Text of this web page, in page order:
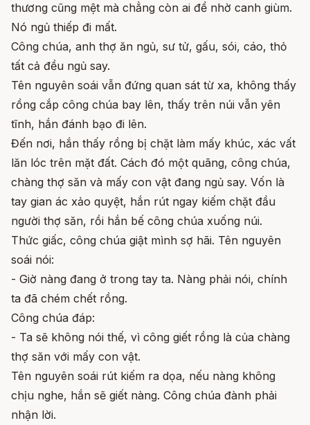
thương cũng mệt mà chẳng còn ai để nhờ canh giùm.
Nó ngủ thiếp đi mất.
Công chúa, anh thợ ăn ngủ, sư tử, gấu, sói, cáo, thỏ
tất cả đều ngủ say.
Tên nguyên soái vẫn đứng quan sát từ xa, không thấy
rồng cắp công chúa bay lên, thấy trên núi vẫn yên
tĩnh, hắn đánh bạo đi lên.
Đến nơi, hắn thấy rồng bị chặt làm mấy khúc, xác vất
lăn lóc trên mặt đất. Cách đó một quãng, công chúa,
chàng thợ săn và mấy con vật đang ngủ say. Vốn là
tay gian ác xảo quyệt, hắn rút ngay kiếm chặt đầu
người thợ săn, rồi hắn bế công chúa xuống núi.
Thức giấc, công chúa giật mình sợ hãi. Tên nguyên
soái nói:
- Giờ nàng đang ở trong tay ta. Nàng phải nói, chính
ta đã chém chết rồng.
Công chúa đáp:
- Ta sẽ không nói thế, vì công giết rồng là của chàng
thợ săn với mấy con vật.
Tên nguyên soái rút kiếm ra dọa, nếu nàng không
chịu nghe, hắn sẽ giết nàng. Công chúa đành phải
nhận lời.